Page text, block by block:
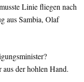
Linie fliegen nach
aus Sambia, Olaf
der hohlen Hand.